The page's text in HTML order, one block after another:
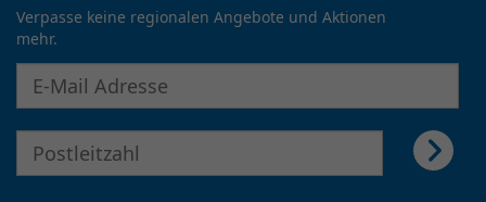
Verpasse keine regionalen Angebote und Aktionen
mehr.